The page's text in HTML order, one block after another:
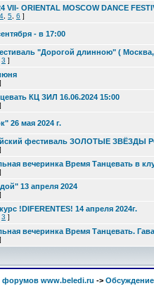
VII- ORIENTAL MOSCOW DANCE
4 5 6 ]
- в 17:00
"Дорогой длинною" ( Москва,
3 ]
]
КЦ ЗИЛ 16.06.2024 15:00
]
26 мая 2024 г.
фестиваль ЗОЛОТЫЕ ЗВЁЗДЫ
]
вечеринка Время Танцевать в
]
13 апреля 2024
]
!DIFERENTES! 14 апреля 2024г.
3 ]
вечеринка Время Танцевать.
]
форумов www.beledi.ru ->